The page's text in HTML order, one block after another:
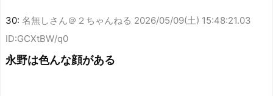
30: 名無しさん＠２ちゃんねる 2026/05/09(土) 15:48:21.03
ID:GCXtBW/q0
永野は色んな顔がある